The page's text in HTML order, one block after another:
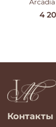
4
Контакты